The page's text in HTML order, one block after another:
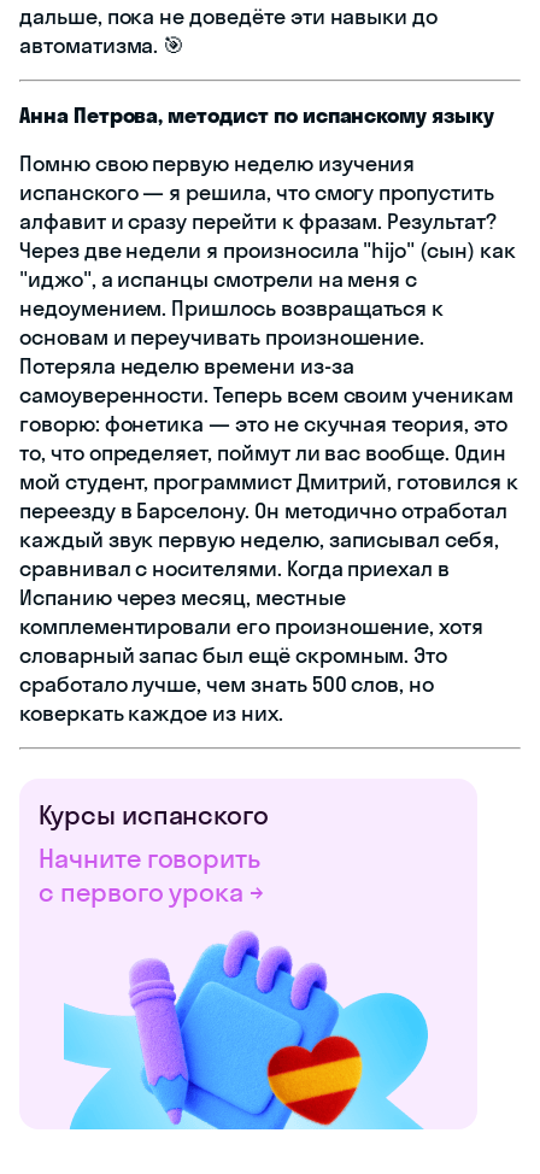
дальше, пока не доведёте эти навыки до
автоматизма. 🎯
Анна Петрова, методист по испанскому языку
Помню свою первую неделю изучения
испанского — я решила, что смогу пропустить
алфавит и сразу перейти к фразам. Результат?
Через две недели я произносила "hijo" (сын) как
"иджо", а испанцы смотрели на меня с
недоумением. Пришлось возвращаться к
основам и переучивать произношение.
Потеряла неделю времени из-за
самоуверенности. Теперь всем своим ученикам
говорю: фонетика — это не скучная теория, это
то, что определяет, поймут ли вас вообще. Один
мой студент, программист Дмитрий, готовился к
переезду в Барселону. Он методично отработал
каждый звук первую неделю, записывал себя,
сравнивал с носителями. Когда приехал в
Испанию через месяц, местные
комплементировали его произношение, хотя
словарный запас был ещё скромным. Это
сработало лучше, чем знать 500 слов, но
коверкать каждое из них.
Курсы испанского
Начните говорить
с первого урока →